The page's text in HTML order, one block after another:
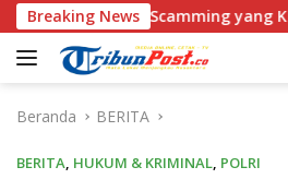
Langsung
ke
konten
Breaking News
Scamming yang Kian Kompleks
Beranda BERITA
BERITA, HUKUM & KRIMINAL, POLRI